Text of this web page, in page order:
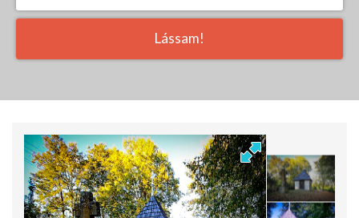
Lássam!